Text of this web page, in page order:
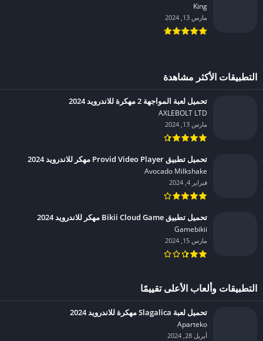
King‏
مارس 13, 2024
التطبيقات الأكثر مشاهدة
تحميل لعبة المواجهة 2 مهكرة للاندرويد 2024
AXLEBOLT LTD‏
مارس 13, 2024
تحميل تطبيق Provid Video Player مهكر للاندرويد 2024
Avocado Milkshake‏
فبراير 4, 2024
تحميل تطبيق Bikii Cloud Game مهكر للاندرويد 2024
Gamebikii‏
مارس 15, 2024
التطبيقات وألعاب الأعلى تقييمًا
تحميل لعبة Slagalica مهكرة للاندرويد 2024
Aparteko‏
أبريل 28, 2024